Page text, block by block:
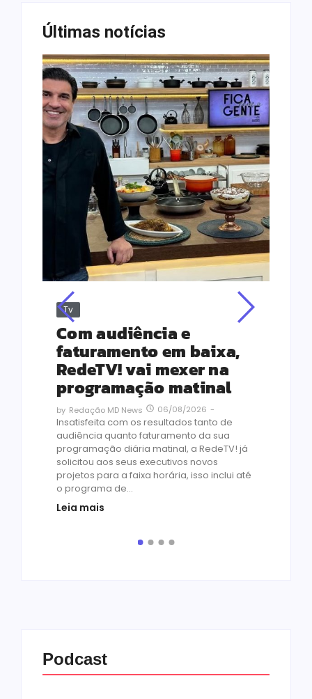
Últimas notícias
Tv
Com audiência e
faturamento em baixa,
RedeTV! vai mexer na
programação matinal
by Redação MD News 06/08/2026 -
Insatisfeita com os resultados tanto de
audiência quanto faturamento da sua
programação diária matinal, a RedeTV! já
solicitou aos seus executivos novos
projetos para a faixa horária, isso inclui até
o programa de...
Leia mais
Podcast